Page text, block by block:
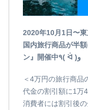
2020年10月1日〜
国内旅行商品が半
ン』開催中٩( ᐛ )و
＜4万円の旅行商品
代金の割引額に1万
消費者には割引後